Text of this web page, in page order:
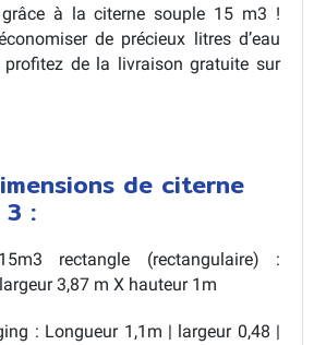
grâce à la citerne souple 15 m3 !
de précieux litres d’eau
profitez de la livraison gratuite sur
de citerne
3 :
rectangle (rectangulaire) :
3,87 m X hauteur 1m
: Longueur 1,1m | largeur 0,48 |